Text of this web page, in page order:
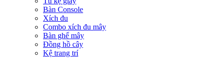
Bàn Console
Xích đu
Combo xích đu mây
Bàn ghế mây
Đồng hồ cây
Kệ trang trí